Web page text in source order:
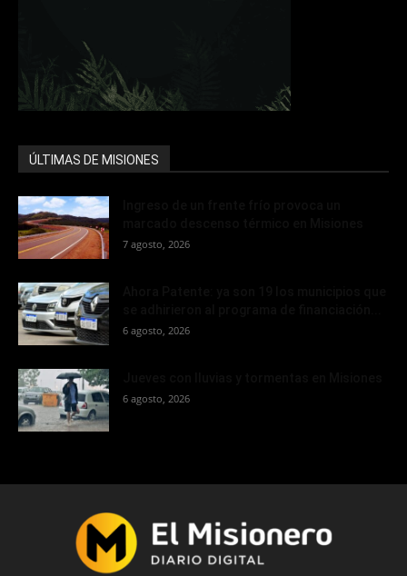
ÚLTIMAS DE MISIONES
7 agosto, 2026
6 agosto, 2026
6 agosto, 2026